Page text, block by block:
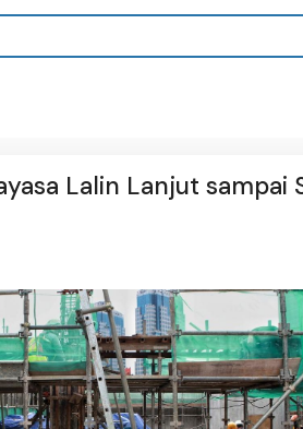
Lalin Lanjut sampai